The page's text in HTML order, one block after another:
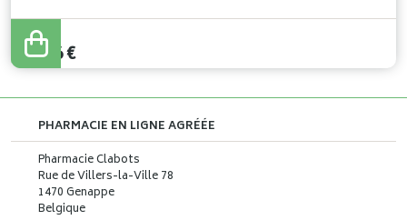
23,95
19,16€
PHARMACIE EN LIGNE AGRÉÉE
Pharmacie Clabots
Rue de Villers-la-Ville 78
1470 Genappe
Belgique